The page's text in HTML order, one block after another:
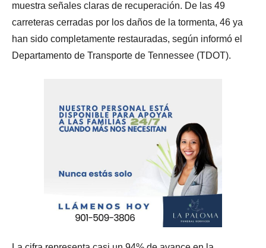
muestra señales claras de recuperación. De las 49
carreteras cerradas por los daños de la tormenta, 46 ya
han sido completamente restauradas, según informó el
Departamento de Transporte de Tennessee (TDOT).